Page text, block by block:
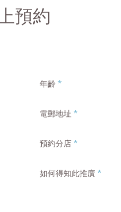
預約
年齡 *
電郵地址 *
預約分店 *
如何得知此推廣 *